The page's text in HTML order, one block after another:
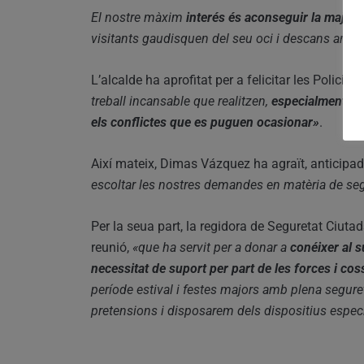
El nostre màxim interés és aconseguir la
visitants gaudisquen del seu oci i descans amb
L’alcalde ha aprofitat per a felicitar les
treball incansable que realitzen, especialment
els conflictes que es puguen ocasionar».
Així mateix, Dimas Vázquez ha agraït,
escoltar les nostres demandes en matèria de
Per la seua part, la regidora de Seguretat
reunió, «que ha servit per a donar a conéixer al
necessitat de suport per part de les forces i
període estival i festes majors amb plena
pretensions i disposarem dels dispositius